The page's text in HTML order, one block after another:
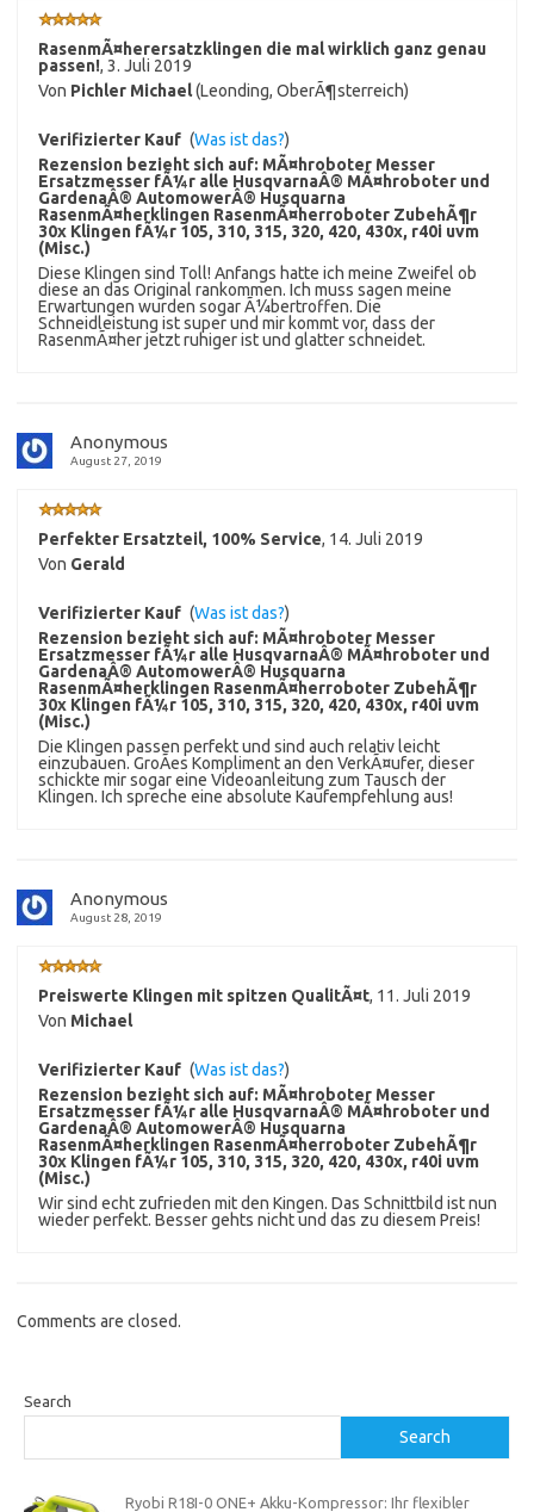
RasenmÃ¤herersatzklingen die mal wirklich ganz genau
passen!, 3. Juli 2019
Von Pichler Michael(Leonding, OberÃ¶sterreich)
Verifizierter Kauf (Was ist das?)
Rezension bezieht sich auf: MÃ¤hroboter Messer
Ersatzmesser fÃ¼r alle HusqvarnaÂ® MÃ¤hroboter und
GardenaÂ® AutomowerÂ® Husquarna
RasenmÃ¤herklingen RasenmÃ¤herroboter ZubehÃ¶r
30x Klingen fÃ¼r 105, 310, 315, 320, 420, 430x, r40i uvm
(Misc.)
Diese Klingen sind Toll! Anfangs hatte ich meine Zweifel ob
diese an das Original rankommen. Ich muss sagen meine
Erwartungen wurden sogar Ã¼bertroffen. Die
Schneidleistung ist super und mir kommt vor, dass der
RasenmÃ¤her jetzt ruhiger ist und glatter schneidet.
Anonymous
August 27, 2019
Perfekter Ersatzteil, 100% Service, 14. Juli 2019
Von Gerald
Verifizierter Kauf (Was ist das?)
Rezension bezieht sich auf: MÃ¤hroboter Messer
Ersatzmesser fÃ¼r alle HusqvarnaÂ® MÃ¤hroboter und
GardenaÂ® AutomowerÂ® Husquarna
RasenmÃ¤herklingen RasenmÃ¤herroboter ZubehÃ¶r
30x Klingen fÃ¼r 105, 310, 315, 320, 420, 430x, r40i uvm
(Misc.)
Die Klingen passen perfekt und sind auch relativ leicht
einzubauen. GroÃes Kompliment an den VerkÃ¤ufer, dieser
schickte mir sogar eine Videoanleitung zum Tausch der
Klingen. Ich spreche eine absolute Kaufempfehlung aus!
Anonymous
August 28, 2019
Preiswerte Klingen mit spitzen QualitÃ¤t, 11. Juli 2019
Von Michael
Verifizierter Kauf (Was ist das?)
Rezension bezieht sich auf: MÃ¤hroboter Messer
Ersatzmesser fÃ¼r alle HusqvarnaÂ® MÃ¤hroboter und
GardenaÂ® AutomowerÂ® Husquarna
RasenmÃ¤herklingen RasenmÃ¤herroboter ZubehÃ¶r
30x Klingen fÃ¼r 105, 310, 315, 320, 420, 430x, r40i uvm
(Misc.)
Wir sind echt zufrieden mit den Kingen. Das Schnittbild ist nun
wieder perfekt. Besser gehts nicht und das zu diesem Preis!
Comments are closed.
Search
Search
Ryobi R18I-0 ONE+ Akku-Kompressor: Ihr flexibler